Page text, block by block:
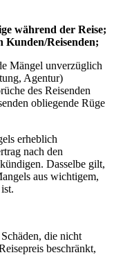
während der Reise;
Kunden/Reisenden;
Mängel unverzüglich
Agentur)
des Reisenden
obliegende Rüge
erheblich
nach den
Dasselbe gilt,
aus wichtigem,
die nicht
beschränkt,